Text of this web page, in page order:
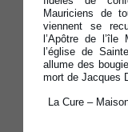
Mauriciens de
viennent se
l’Apôtre de
l’église de
allume des
mort de Jacques
La Cure –